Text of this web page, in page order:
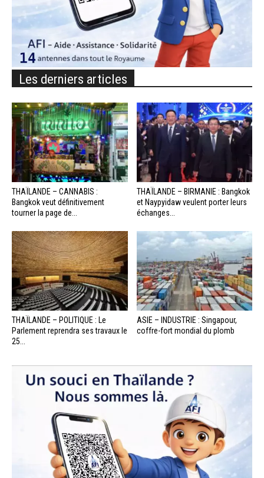
Les derniers articles
THAÏLANDE – CANNABIS :
Bangkok veut définitivement
tourner la page de...
THAÏLANDE – BIRMANIE : Bangkok
et Naypyidaw veulent porter leurs
échanges...
THAÏLANDE – POLITIQUE : Le
Parlement reprendra ses travaux le
25...
ASIE – INDUSTRIE : Singapour,
coffre-fort mondial du plomb